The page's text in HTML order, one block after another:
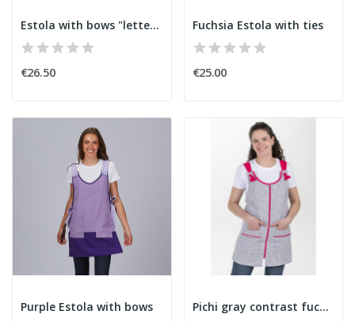
Estola with bows "letters"
€26.50
Fuchsia Estola with ties
€25.00
Purple Estola with bows Pichi gray contrast fuchsia